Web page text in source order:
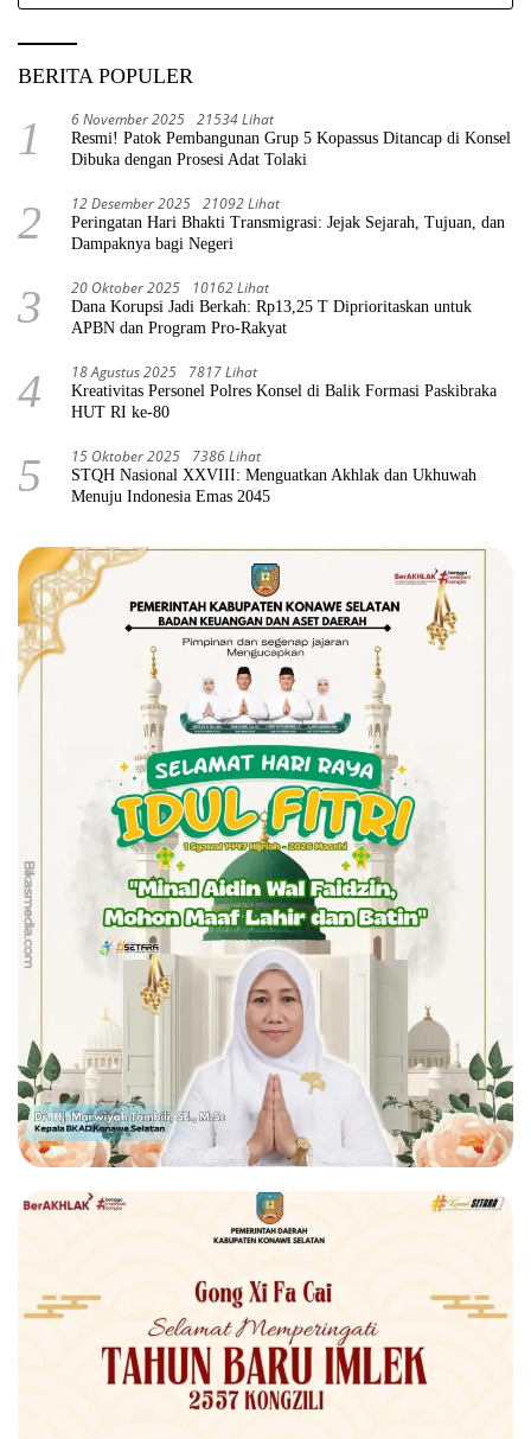
BERITA POPULER
1 6 November 2025 21534 Lihat
Resmi! Patok Pembangunan Grup 5 Kopassus Ditancap di Konsel
Dibuka dengan Prosesi Adat Tolaki
2 12 Desember 2025 21092 Lihat
Peringatan Hari Bhakti Transmigrasi: Jejak Sejarah, Tujuan, dan
Dampaknya bagi Negeri
3 20 Oktober 2025 10162 Lihat
Dana Korupsi Jadi Berkah: Rp13,25 T Diprioritaskan untuk
APBN dan Program Pro-Rakyat
4 18 Agustus 2025 7817 Lihat
Kreativitas Personel Polres Konsel di Balik Formasi Paskibraka
HUT RI ke-80
5 15 Oktober 2025 7386 Lihat
STQH Nasional XXVIII: Menguatkan Akhlak dan Ukhuwah
Menuju Indonesia Emas 2045